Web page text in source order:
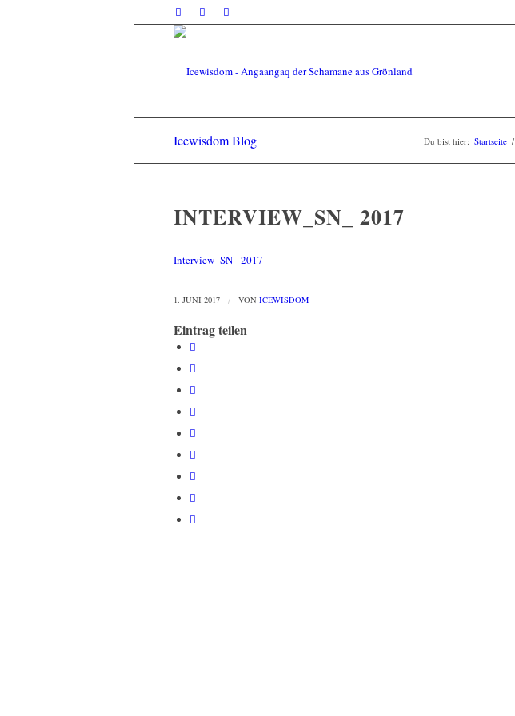
Icewisdom Blog Du bist hier: Startseite /
INTERVIEW_SN_ 2017
Interview_SN_ 2017
1. JUNI 2017 / VON ICEWISDOM
Eintrag teilen